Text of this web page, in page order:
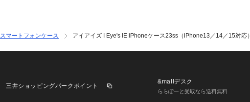
スマートフォンケース アイアイズ I Eye's IE iPhoneケース23ss（iPhone13／14／15対応）
三井ショッピングパークポイント
&mallデスク
ららぽーと受取なら送料無料